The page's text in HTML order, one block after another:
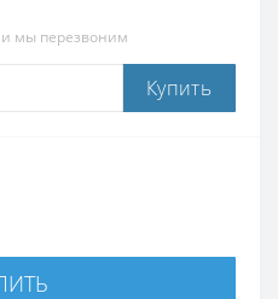
мы перезвоним
Купить